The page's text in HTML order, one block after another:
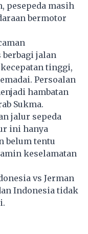
pesepeda masih
bermotor
jalan
tinggi,
Persoalan
hambatan
Sukma.
jalur sepeda
ini hanya
belum tentu
keselamatan
vs Jerman
Indonesia tidak